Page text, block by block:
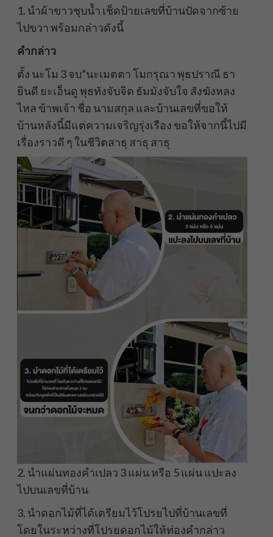
1. นำผ้าขาวชุบน้ำ เช็ดป้ายเลขที่บ้านปัดจากซ้าย
ไปขวา พร้อมกล่าวดังนี้
คำกล่าว
ตั้ง นะโม 3 จบ”นะเมตตา โมกรุณา พุธปราณี ธา
ยินดี ยะเอ็นดู พุธทังจับจิต ธัมมังจับใจ สังฆังหลง
ไหล ข้าพเจ้า ชื่อ นามสกุล และบ้านเลขที่ขอให้
บ้านหลังนี้มีแต่ความเจริญรุ่งเรือง ขอให้จากนี้ไปมี
เรื่องราวดี ๆ ในชีวิตสาธุ สาธุ สาธุ
2. นำแผ่นทองคำเปลว 3 แผ่น หรือ 5 แผ่น แปะลง
ไปบนเลขที่บ้าน
3. นำดอกไม้ที่ได้เตรียมไว้โปรยไปที่บ้านเลขที่
โดยในระหว่างที่โปรยดอกไม้ให้ท่องคำกล่าว